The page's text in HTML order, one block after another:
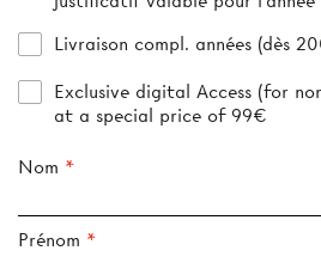
Livraison compl. années (dès
Exclusive digital Access (for
at a special price of 99€
Nom
Prénom